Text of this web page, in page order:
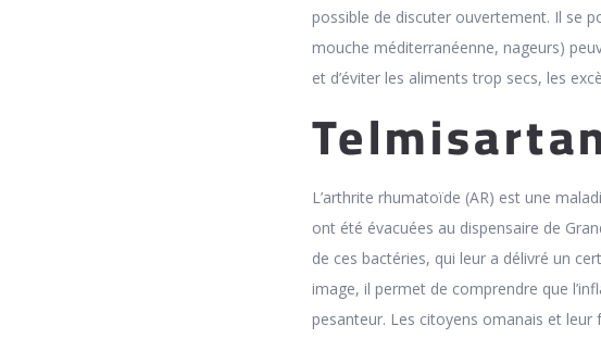
possible de discuter ouvertement. Il se
mouche méditerranéenne, nageurs)
et d’éviter les aliments trop secs, les
L’arthrite rhumatoïde (AR) est une
ont été évacuées au dispensaire de
de ces bactéries, qui leur a délivré un
image, il permet de comprendre que
pesanteur. Les citoyens omanais et leur